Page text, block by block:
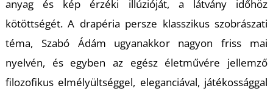
anyag és kép érzéki illúzióját, a látvány időhöz
kötöttségét. A drapéria persze klasszikus szobrászati
téma, Szabó Ádám ugyanakkor nagyon friss mai
nyelvén, és egyben az egész életművére jellemző
filozofikus elmélyültséggel, eleganciával, játékossággal